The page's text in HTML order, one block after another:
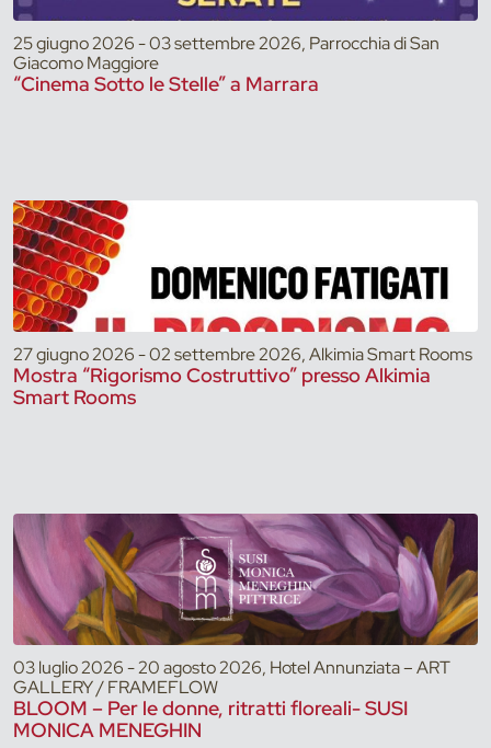
25 giugno 2026 - 03 settembre 2026, Parrocchia di San
Giacomo Maggiore
“Cinema Sotto le Stelle” a Marrara
27 giugno 2026 - 02 settembre 2026, Alkimia Smart Rooms
Mostra “Rigorismo Costruttivo” presso Alkimia
Smart Rooms
03 luglio 2026 - 20 agosto 2026, Hotel Annunziata – ART
GALLERY / FRAMEFLOW
BLOOM – Per le donne, ritratti floreali- SUSI
MONICA MENEGHIN